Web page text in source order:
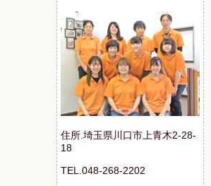
住所.埼玉県川口市上青木2-28-
18
TEL.048-268-2202